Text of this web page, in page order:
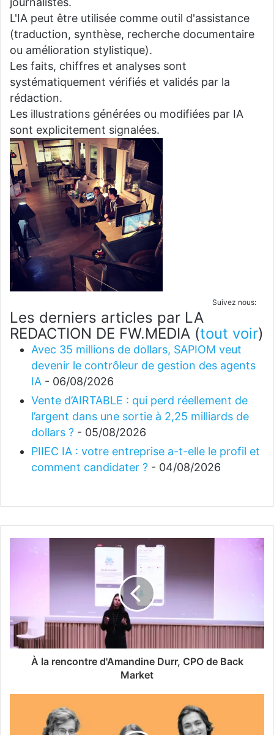
L'IA peut être utilisée comme outil d'assistance
(traduction, synthèse, recherche documentaire
ou amélioration stylistique).
Les faits, chiffres et analyses sont
systématiquement vérifiés et validés par la
rédaction.
Les illustrations générées ou modifiées par IA
sont explicitement signalées.
Suivez nous:
Les derniers articles par LA
REDACTION DE FW.MEDIA (tout voir)
Avec 35 millions de dollars, SAPIOM veut
devenir le contrôleur de gestion des agents
IA - 06/08/2026
Vente d’AIRTABLE : qui perd réellement de
l’argent dans une sortie à 2,25 milliards de
dollars ? - 05/08/2026
PIIEC IA : votre entreprise a-t-elle le profil et
comment candidater ? - 04/08/2026
À la rencontre d'Amandine Durr, CPO de Back
Market